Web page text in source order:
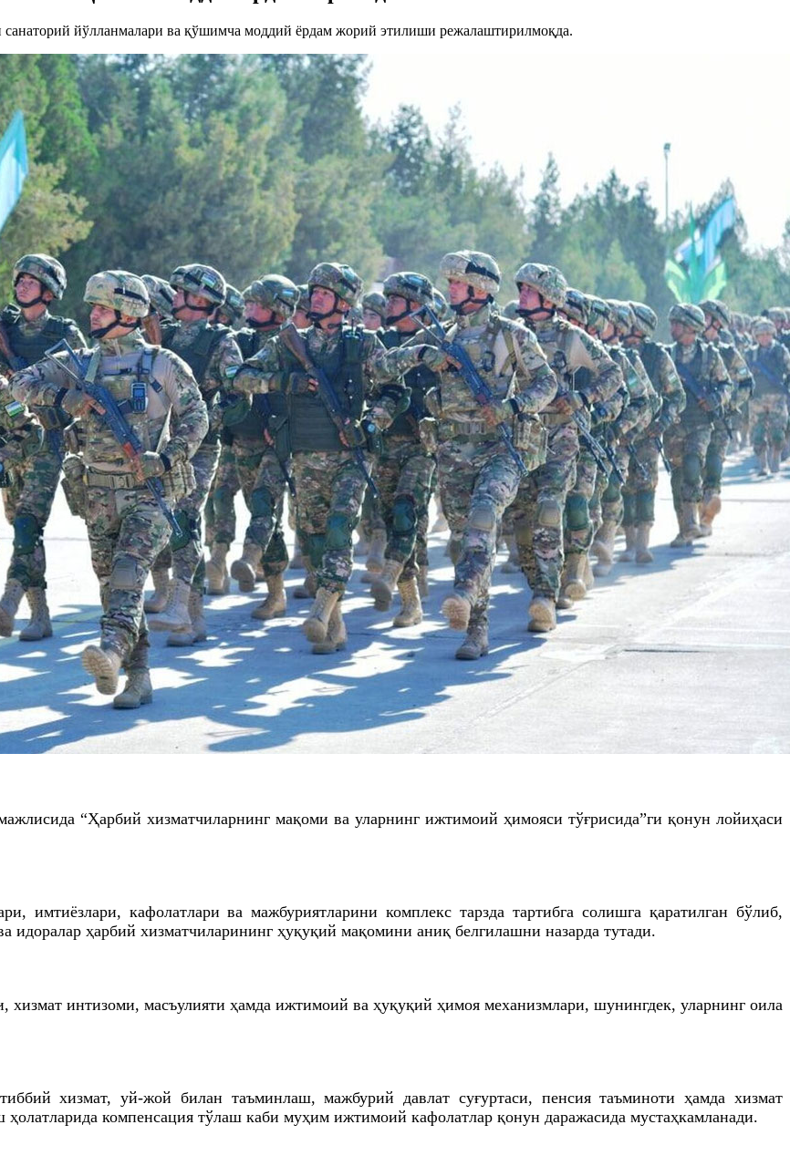
йўлланмалари ва қўшимча моддий ёрдам жорий этилиши режалаштирилмоқда.
“Ҳарбий хизматчиларнинг мақоми ва уларнинг ижтимоий ҳимояси тўғрисида”ги қонун лойиҳаси
имтиёзлари, кафолатлари ва мажбуриятларини комплекс тарзда тартибга солишга қаратилган бўлиб,
идоралар ҳарбий хизматчиларининг ҳуқуқий мақомини аниқ белгилашни назарда тутади.
хизмат интизоми, масъулияти ҳамда ижтимоий ва ҳуқуқий ҳимоя механизмлари, шунингдек, уларнинг оила
хизмат, уй-жой билан таъминлаш, мажбурий давлат суғуртаси, пенсия таъминоти ҳамда хизмат
компенсация тўлаш каби муҳим ижтимоий кафолатлар қонун даражасида мустаҳкамланади.